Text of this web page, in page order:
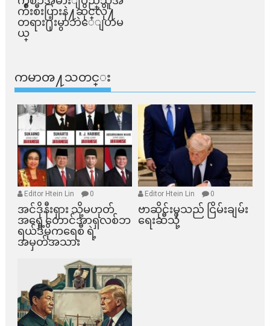
က်ိဳးစီးပြားနဲ႔ဆိုင္​လို႔
တရား႐ုံးမွာဘဲေျပာမ
ယ္​
ကမာၻ႔သတင္း
Editor Htein Lin 0
အင်ဒိုနီးရှား သို့မဟုတ်
အရှေ့တောင်အာရှလစ်ဘ
ရယ်ဒီမိုကရေစီ ရဲ့
အမှတ်အသား
Editor Htein Lin 0
ဗာဆိုင်းမှသည် ငြိမ်းချမ်း
ရေးဆီသို့